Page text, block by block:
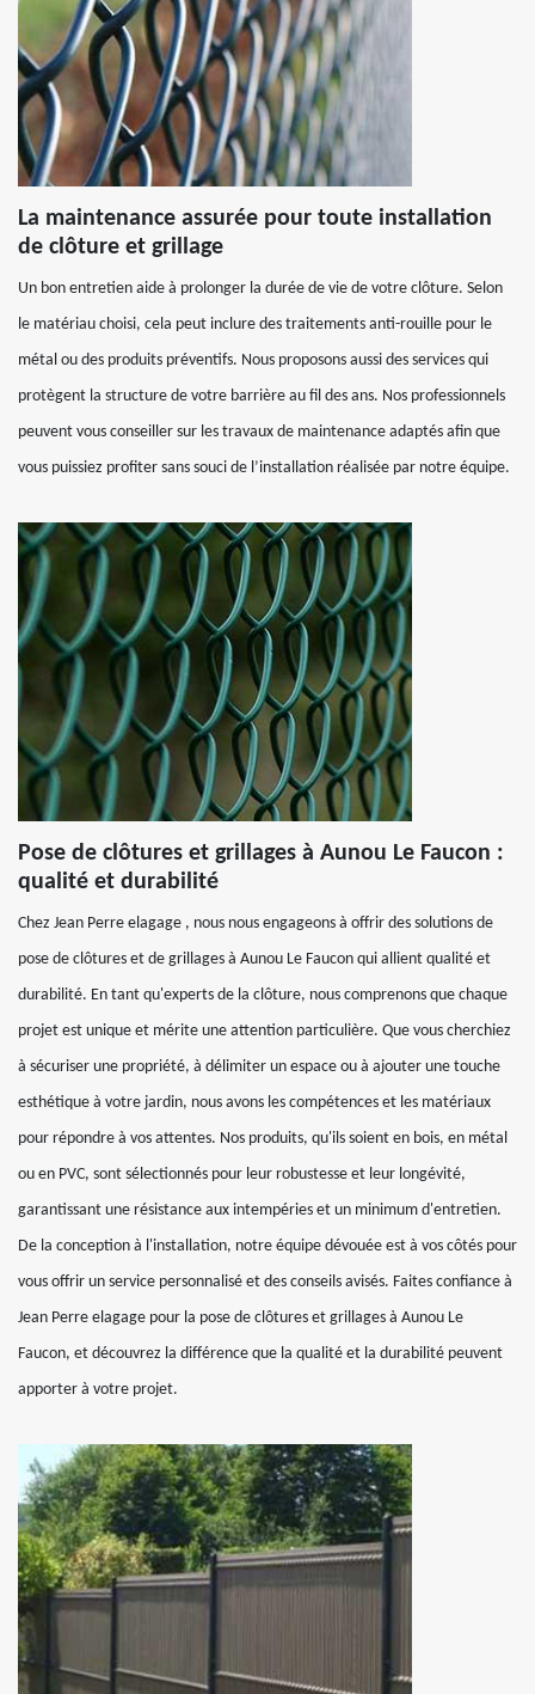
La maintenance assurée pour toute installation
de clôture et grillage
Un bon entretien aide à prolonger la durée de vie de votre clôture. Selon
le matériau choisi, cela peut inclure des traitements anti-rouille pour le
métal ou des produits préventifs. Nous proposons aussi des services qui
protègent la structure de votre barrière au fil des ans. Nos professionnels
peuvent vous conseiller sur les travaux de maintenance adaptés afin que
vous puissiez profiter sans souci de l’installation réalisée par notre équipe.
Pose de clôtures et grillages à Aunou Le Faucon :
qualité et durabilité
Chez Jean Perre elagage , nous nous engageons à offrir des solutions de
pose de clôtures et de grillages à Aunou Le Faucon qui allient qualité et
durabilité. En tant qu'experts de la clôture, nous comprenons que chaque
projet est unique et mérite une attention particulière. Que vous cherchiez
à sécuriser une propriété, à délimiter un espace ou à ajouter une touche
esthétique à votre jardin, nous avons les compétences et les matériaux
pour répondre à vos attentes. Nos produits, qu'ils soient en bois, en métal
ou en PVC, sont sélectionnés pour leur robustesse et leur longévité,
garantissant une résistance aux intempéries et un minimum d'entretien.
De la conception à l'installation, notre équipe dévouée est à vos côtés pour
vous offrir un service personnalisé et des conseils avisés. Faites confiance à
Jean Perre elagage pour la pose de clôtures et grillages à Aunou Le
Faucon, et découvrez la différence que la qualité et la durabilité peuvent
apporter à votre projet.